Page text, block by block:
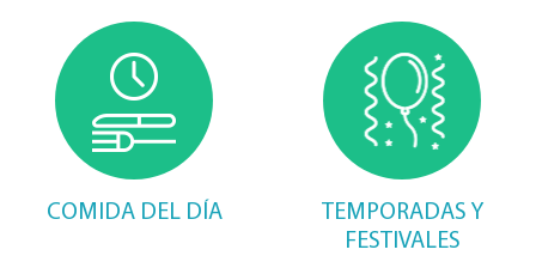
COMIDA DEL DÍA
TEMPORADAS Y
FESTIVALES